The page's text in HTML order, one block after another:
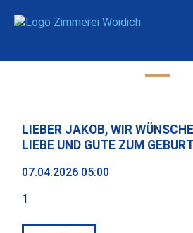
LIEBER JAKOB, WIR
LIEBE UND GUTE ZUM
07.04.2026 05:00
1